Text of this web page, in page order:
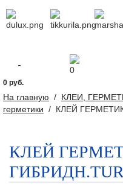
0
0 руб.
На главную / КЛЕИ,
герметики / КЛЕЙ
КЛЕЙ